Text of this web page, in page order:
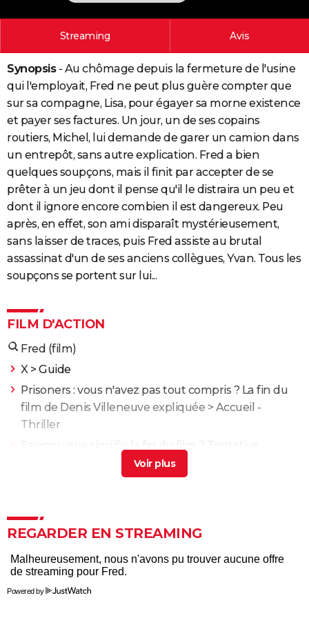
PHOTO
BONS PLANS
CARTE DE VOEUX
Carte de Noël
Carte Bonne année
Carte Saint-Valentin
Carte Pâques
Carte d'anniversaire
DICTIONNAIRE
Dictionnaire
Biographies
Citations
Expressions
Proverbes
PROGRAMME TV
COPAINS D'AVANT
S'inscrire
Se connecter
Lycées
Collèges
Primaires
Universités
Entreprises
Service militaire
Avis de recherche
AVIS DE DÉCÈS
FORUM
Bricolage
Lifestyle
Culture
Sport
Auto
Television
Voyage
Cinema
Streaming Avis
Synopsis- Au chômage depuis la fermeture de l'usine
qui l'employait, Fred ne peut plus guère compter que
sur sa compagne, Lisa, pour égayer sa morne existence
et payer ses factures. Un jour, un de ses copains
routiers, Michel, lui demande de garer un camion dans
un entrepôt, sans autre explication. Fred a bien
quelques soupçons, mais il finit par accepter de se
prêter à un jeu dont il pense qu'il le distraira un peu et
dont il ignore encore combien il est dangereux. Peu
après, en effet, son ami disparaît mystérieusement,
sans laisser de traces, puis Fred assiste au brutal
assassinat d'un de ses anciens collègues, Yvan. Tous les
soupçons se portent sur lui...
FILM D'ACTION
Fred (film)
X> Guide
Prisoners : vous n'avez pas tout compris ? La fin du
film de Denis Villeneuve expliquée > Accueil -
Thriller
Netflix
Fast and Furious 10 : séances, bande-annonce,
streaming, cameo... Les infos
Black Widow : est-ce vraiment la dernière apparition
de Scarlett Johansson chez Marvel ?
REGARDER EN STREAMING
Powered by